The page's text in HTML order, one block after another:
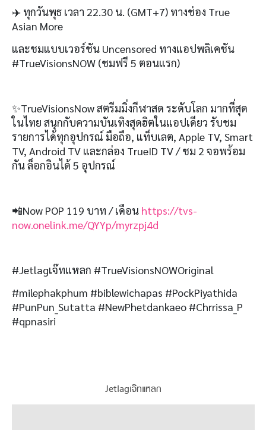
✈️ ทุกวันพุธ เวลา 22.30 น. (GMT+7) ทางช่อง True
Asian More
และชมแบบเวอร์ชัน Uncensored ทางแอปพลิเคชัน
#TrueVisionsNOW (ชมฟรี 5 ตอนแรก)
✨TrueVisionsNow สตรีมมิ่งกีฬาสด ระดับโลก มากที่สุด
ในไทย สนุกกับความบันเทิงสุดฮิตในแอปเดียว รับชม
รายการได้ทุกอุปกรณ์ มือถือ, แท็บเลต, Apple TV, Smart
TV, Android TV และกล่อง TrueID TV / ชม 2 จอพร้อม
กัน ล็อกอินได้ 5 อุปกรณ์
📲Now POP 119 บาท / เดือน https://tvs-
now.onelink.me/QYYp/myrzpj4d
#Jetlagเจ๊ทแหลก #TrueVisionsNOWOriginal
#milephakphum #biblewichapas #PockPiyathida
#PunPun_Sutatta #NewPhetdankaeo #Chrrissa_P
#qpnasiri
Jetlagเจ๊ทแหลก